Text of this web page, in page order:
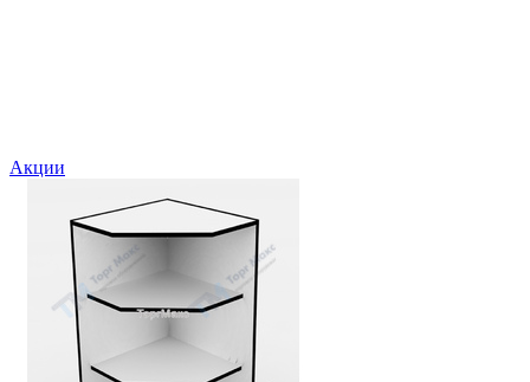
Акции